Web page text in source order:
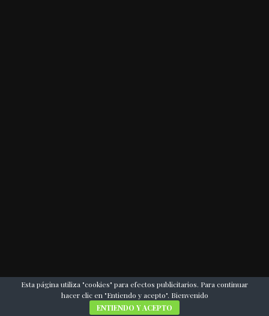
Esta página utiliza "cookies" para efectos publicitarios. Para continuar
hacer clic en "Entiendo y acepto". Bienvenido
ENTIENDO Y ACEPTO